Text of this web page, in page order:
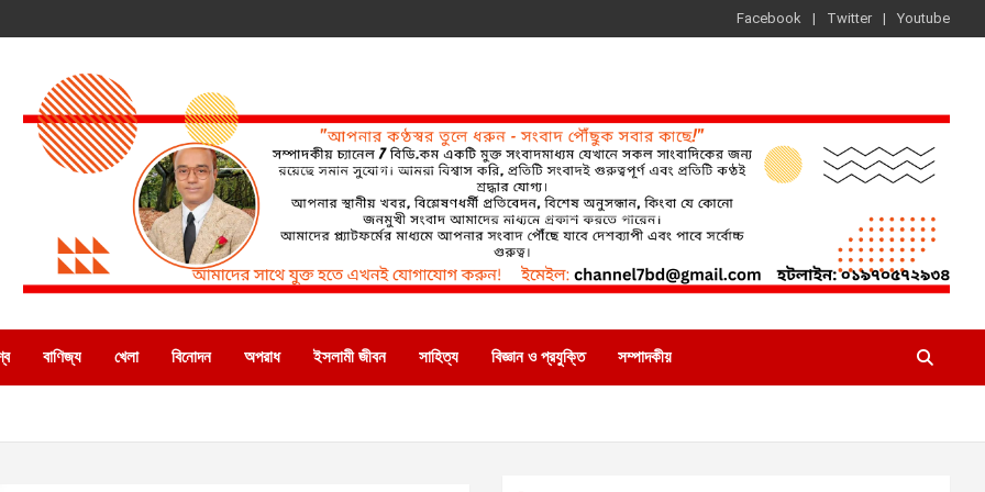
Facebook Twitter Youtube
বাণিজ্য খেলা বিনোদন অপরাধ ইসলামী জীবন সাহিত্য বিজ্ঞান ও প্রযুক্তি সম্পাদকীয়